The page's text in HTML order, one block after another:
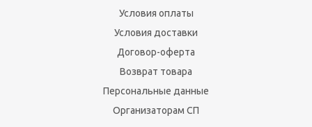
Условия оплаты
Условия доставки
Договор-оферта
Возврат товара
Персональные данные
Организаторам СП